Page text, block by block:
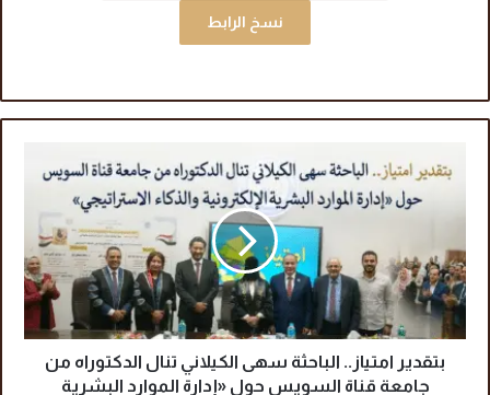
نسخ الرابط
ر
ا
م
ت
بتقدير امتياز.. الباحثة سهى الكيلاني تنال الدكتوراه من
جامعة قناة السويس حول «إدارة الموارد البشرية